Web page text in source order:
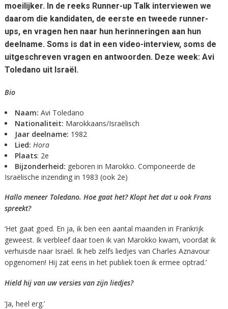
moeilijker. In de reeks Runner-up Talk interviewen we
daarom die kandidaten, de eerste en tweede runner-
ups, en vragen hen naar hun herinneringen aan hun
deelname. Soms is dat in een video-interview, soms de
uitgeschreven vragen en antwoorden. Deze week: Avi
Toledano uit Israël.
Bio
Naam: Avi Toledano
Nationaliteit: Marokkaans/Israëlisch
Jaar deelname: 1982
Lied: Hora
Plaats: 2e
Bijzonderheid: geboren in Marokko. Componeerde de
Israëlische inzending in 1983 (ook 2e)
Hallo meneer Toledano. Hoe gaat het? Klopt het dat u ook Frans
spreekt?
‘Het gaat goed. En ja, ik ben een aantal maanden in Frankrijk
geweest. Ik verbleef daar toen ik van Marokko kwam, voordat ik
verhuisde naar Israël. Ik heb zelfs liedjes van Charles Aznavour
opgenomen! Hij zat eens in het publiek toen ik ermee optrad.’
Hield hij van uw versies van zijn liedjes?
‘Ja, heel erg.’